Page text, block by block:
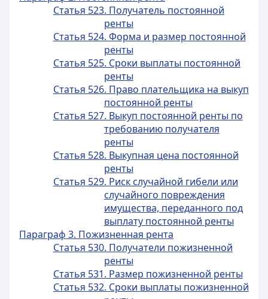
Статья 523. Получатель постоянной
ренты
Статья 524. Форма и размер постоянной
ренты
Статья 525. Сроки выплаты постоянной
ренты
Статья 526. Право плательщика на выкуп
постоянной ренты
Статья 527. Выкуп постоянной ренты по
требованию получателя
ренты
Статья 528. Выкупная цена постоянной
ренты
Статья 529. Риск случайной гибели или
случайного повреждения
имущества, переданного под
выплату постоянной ренты
Параграф 3. Пожизненная рента
Статья 530. Получатели пожизненной
ренты
Статья 531. Размер пожизненной ренты
Статья 532. Сроки выплаты пожизненной